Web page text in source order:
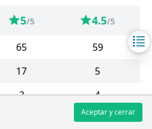
5/5 4.5/5
65
59
17
5
3
4
6
Aceptar y cerrar